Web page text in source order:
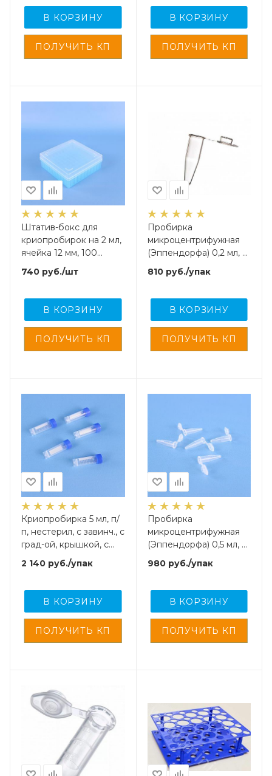
В КОРЗИНУ В КОРЗИНУ
Штатив-бокс для
криопробирок на 2 мл,
ячейка 12 мм, 100
гнезд, п/п
740 руб./шт
В КОРЗИНУ
Пробирка
микроцентрифужная
(Эппендорфа) 0,2 мл, п/
п, без град-ки.,
нестерил., Gr.Med,
810руб./упак
В КОРЗИНУ
Криопробирка 5 мл, п/
п, нестерил, с завинч., с
град-ой, крышкой, с
юбкой уст-ти, Gr.Med,
200 шт/упак
2 140 руб./упак
В КОРЗИНУ
Пробирка
микроцентрифужная
(Эппендорфа) 0,5 мл, п/
п, нестерил., M.Med,
1000 шт/упак
980руб./упак
В КОРЗИНУ